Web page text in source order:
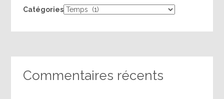
Catégories
Commentaires récents